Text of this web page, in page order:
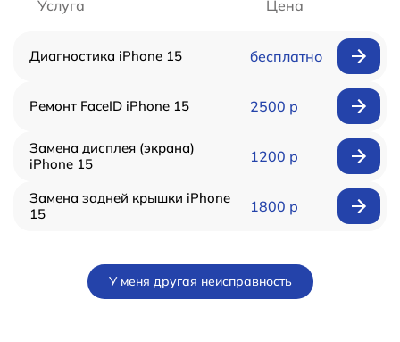
Услуга Цена
Диагностика iPhone 15 бесплатно
Ремонт FaceID iPhone 15 2500 р
Замена дисплея (экрана)
iPhone 15
1200 р
Замена задней крышки iPhone
15
1800 р
У меня другая неисправность